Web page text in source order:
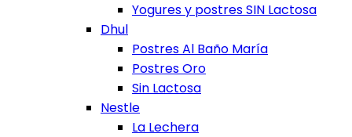
Yogures y postres SIN Lactosa
Dhul
Postres Al Baño María
Postres Oro
Sin Lactosa
Nestle
La Lechera